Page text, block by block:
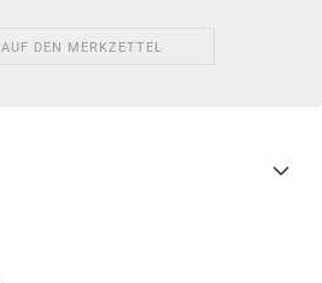
AUF DEN MERKZETTEL